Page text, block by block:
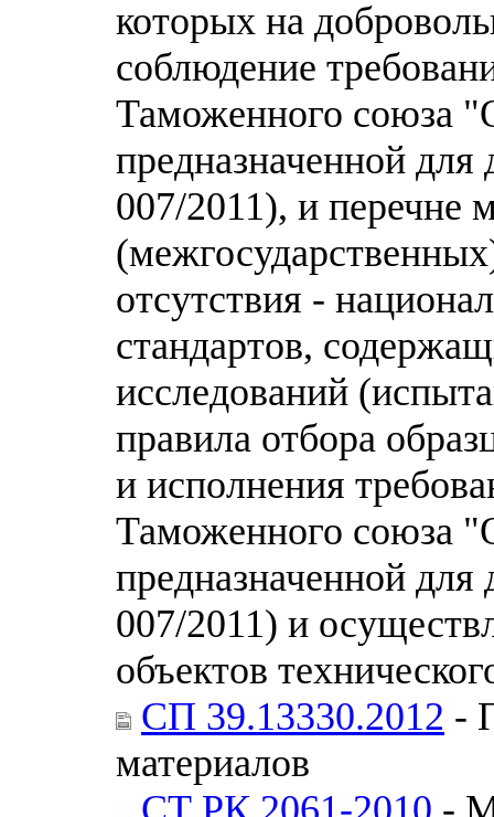
которых на
соблюдение
Таможенного союза
предназначенной
007/2011), и перечне
отсутствия -
стандартов,
исследований
правила отбора
и исполнения
Таможенного союза
предназначенной
007/2011) и
объектов
СП 39.13330.2012 -
материалов